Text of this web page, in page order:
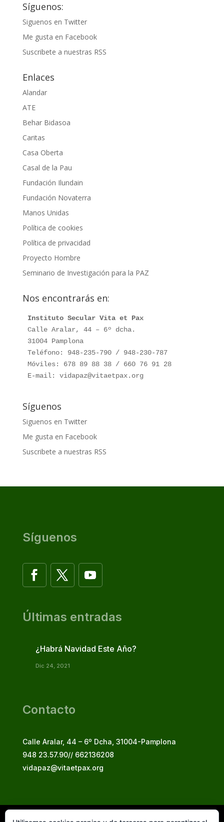
Síguenos:
Siguenos en Twitter
Me gusta en Facebook
Suscribete a nuestras RSS
Enlaces
Alandar
ATE
Behar Bidasoa
Caritas
Casa Oberta
Casal de la Pau
Fundación Ilundain
Fundación Novaterra
Manos Unidas
Política de cookies
Política de privacidad
Proyecto Hombre
Seminario de Investigación para la PAZ
Nos encontrarás en:
Instituto Secular Vita et Pax
Calle Aralar, 44 – 6º dcha.
31004 Pamplona
Teléfono: 948-235-790 / 948-230-787
Móviles: 678 89 88 38 / 660 76 91 28
E-mail: vidapaz@vitaetpax.org
Síguenos
Siguenos en Twitter
Me gusta en Facebook
Suscribete a nuestras RSS
Síguenos
Últimas entradas
¿Habrá Navidad Este Año?
Dic 24, 2021
Contacto
Calle Aralar, 44 – 6º Dcha, 31004-Pamplona
948 23.57.90// 662136208
vidapaz@vitaetpax.org